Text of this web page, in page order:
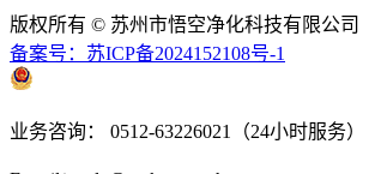
版权所有 © 苏州市悟空净化科技有限公司
备案号：苏ICP备2024152108号-1
业务咨询： 0512-63226021（24小时服务）